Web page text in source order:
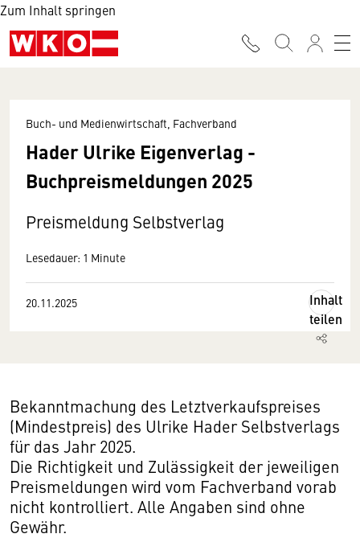
Zum Inhalt springen
Buch- und Medienwirtschaft, Fachverband
Hader Ulrike Eigenverlag -
Buchpreismeldungen 2025
Preismeldung Selbstverlag
Lesedauer: 1 Minute
20.11.2025
Inhalt
teilen
Bekanntmachung des Letztverkaufspreises
(Mindestpreis) des Ulrike Hader Selbstverlags
für das Jahr 2025.
Die Richtigkeit und Zulässigkeit der jeweiligen
Preismeldungen wird vom Fachverband vorab
nicht kontrolliert. Alle Angaben sind ohne
Gewähr.